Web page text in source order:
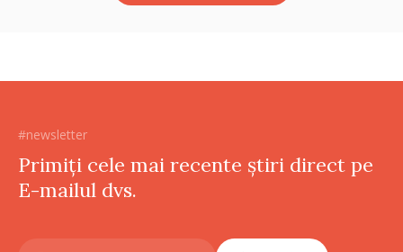
#newsletter
Primiți cele mai recente știri direct pe
E-mailul dvs.